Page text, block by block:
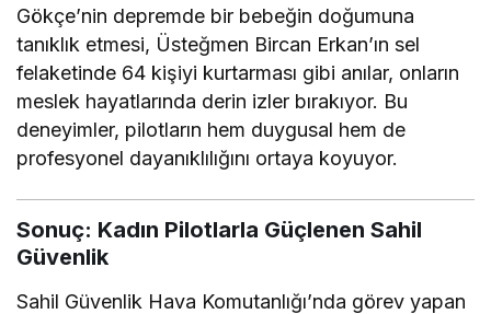
Gökçe’nin depremde bir bebeğin doğumuna
tanıklık etmesi, Üsteğmen Bircan Erkan’ın sel
felaketinde 64 kişiyi kurtarması gibi anılar, onların
meslek hayatlarında derin izler bırakıyor. Bu
deneyimler, pilotların hem duygusal hem de
profesyonel dayanıklılığını ortaya koyuyor.
Sonuç: Kadın Pilotlarla Güçlenen Sahil
Güvenlik
Sahil Güvenlik Hava Komutanlığı’nda görev yapan